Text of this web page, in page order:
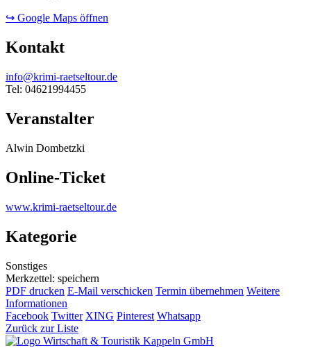
↪ Google Maps öffnen
Kontakt
info@krimi-raetseltour.de
Tel: 04621994455
Veranstalter
Alwin Dombetzki
Online-Ticket
www.krimi-raetseltour.de
Kategorie
Sonstiges
Merkzettel: speichern
PDF drucken E-Mail verschicken Termin übernehmen Weitere
Informationen
Facebook Twitter XING Pinterest Whatsapp
Zurück zur Liste